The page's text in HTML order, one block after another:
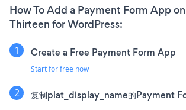
How To Add a Payment Form App
Thirteen for WordPress:
Create a Free Payment Form App
Start for free now
复制plat_display_name的Payment